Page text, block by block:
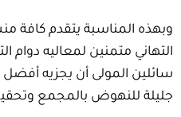
وبهذه المناسبة يتقدم كافة
التهاني متمنين لمعاليه دوام
سائلين المولى أن يجزيه
جليلة للنهوض بالمجمع